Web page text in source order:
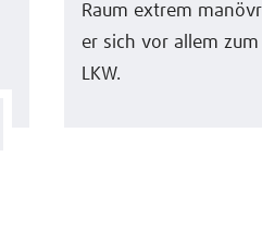
Raum extrem
er sich vor allem
LKW.